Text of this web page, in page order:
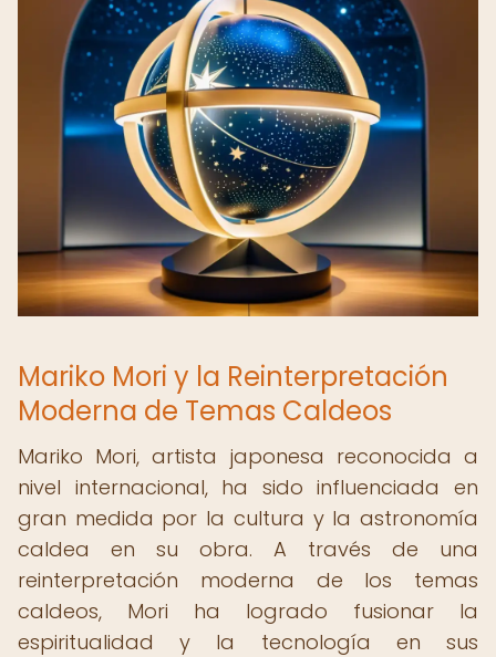
Mariko Mori y la Reinterpretación
Moderna de Temas Caldeos
Mariko Mori, artista japonesa reconocida a
nivel internacional, ha sido influenciada en
gran medida por la cultura y la astronomía
caldea en su obra. A través de una
reinterpretación moderna de los temas
caldeos, Mori ha logrado fusionar la
espiritualidad y la tecnología en sus